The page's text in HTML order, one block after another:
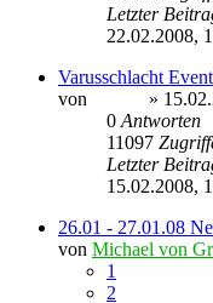
Letzter
22.02.2008,
Varusschlacht Event
von
»
0Antworten
11097
Letzter
15.02.2008,
26.01 - 27.01.08
von Michael von
1
2